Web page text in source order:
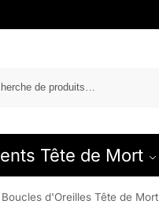
Tête de Mort
Boucles d'Oreilles Tête de Mort